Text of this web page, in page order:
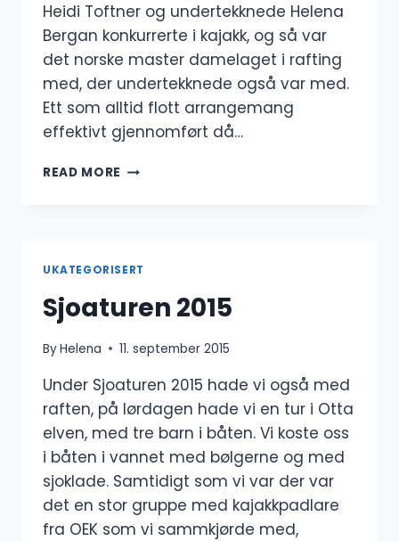
Heidi Toftner og undertekknede Helena
Bergan konkurrerte i kajakk, og så var
det norske master damelaget i rafting
med, der undertekknede også var med.
Ett som alltid flott arrangemang
effektivt gjennomført då…
READ MORE DANISH
UKATEGORISERT
Sjoaturen 2015
ByHelena 11. september 2015
Under Sjoaturen 2015 hade vi også med
raften, på lørdagen hade vi en tur i Otta
elven, med tre barn i båten. Vi koste oss
i båten i vannet med bølgerne og med
sjoklade. Samtidigt som vi var der var
det en stor gruppe med kajakkpadlare
fra OEK som vi sammkjørde med,